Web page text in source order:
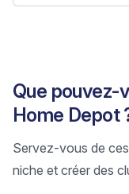
Que pouvez-
Home Depot
Servez-vous de
niche et créer des